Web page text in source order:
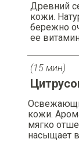
кожи.
мягко
насыщает
(15 мин)
Древний
кожи.
бережно
ее